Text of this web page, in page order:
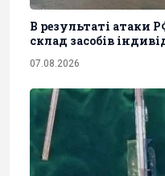
В результаті атаки
склад засобів
07.08.2026